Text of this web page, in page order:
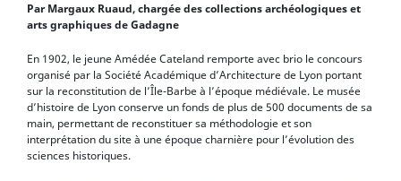
Par Margaux Ruaud, chargée des collections archéologiques et
arts graphiques de Gadagne
En 1902, le jeune Amédée Cateland remporte avec brio le concours
organisé par la Société Académique d’Architecture de Lyon portant
sur la reconstitution de l’Île-Barbe à l’époque médiévale. Le musée
d’histoire de Lyon conserve un fonds de plus de 500 documents de sa
main, permettant de reconstituer sa méthodologie et son
interprétation du site à une époque charnière pour l’évolution des
sciences historiques.